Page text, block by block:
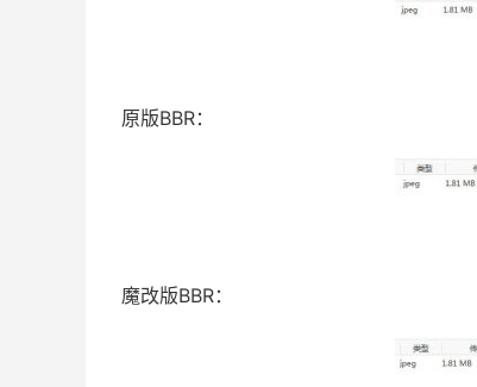
原版BBR：
魔改版BBR：